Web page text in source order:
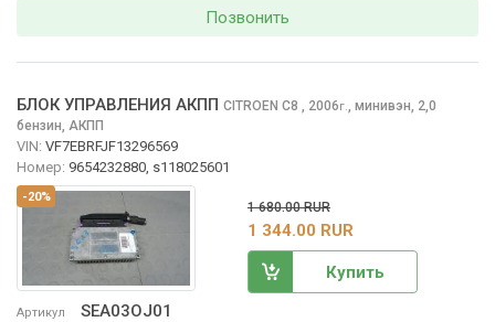
Позвонить
-20%
Артикул SEA03OJ01
БЛОК УПРАВЛЕНИЯ АКПП CITROEN C8 , 2006г. минивэн, 2,0
бензин, АКПП
VIN: VF7EBRFJF13296569
Номер: 9654232880, s118025601
1 680.00 RUR
1 344.00 RUR
Купить